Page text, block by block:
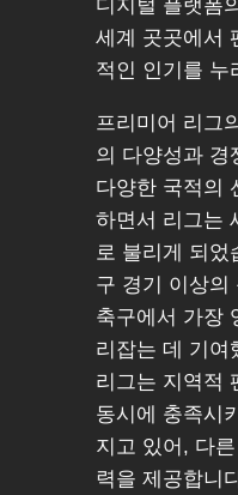
디지털 플랫폼
세계 곳곳에서
적인 인기를 누
프리미어 리그
의 다양성과 경
다양한 국적의
하면서 리그는
로 불리게 되
구 경기 이상의
축구에서 가장
리잡는 데 기여
리그는 지역적
동시에 충족시
지고 있어, 다
력을 제공합니